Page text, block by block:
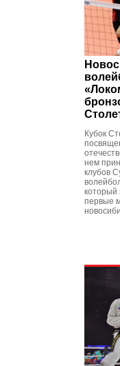
Кубок
нем
клубов
который
первые